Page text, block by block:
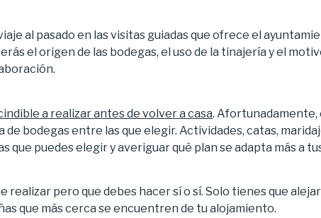
al pasado en las visitas guiadas que ofrece el
el origen de las bodegas, el uso de la tinajería y el
a realizar antes de volver a casa. Afortunadamente,
bodegas entre las que elegir. Actividades, catas,
que puedes elegir y averiguar qué plan se adapta más a
realizar pero que debes hacer sí o sí. Solo tienes que
que más cerca se encuentren de tu alojamiento.